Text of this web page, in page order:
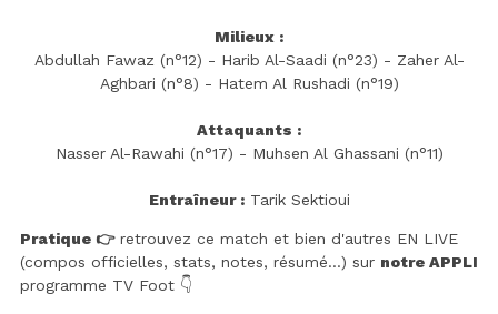
Milieux :
Abdullah Fawaz (n°12) - Harib Al-Saadi (n°23) - Zaher Al-
Aghbari (n°8) - Hatem Al Rushadi (n°19)
Attaquants :
Nasser Al-Rawahi (n°17) - Muhsen Al Ghassani (n°11)
Entraîneur :Tarik Sektioui
Pratique 👉retrouvez ce match et bien d'autres EN LIVE
(compos officielles, stats, notes, résumé...) sur notre APPLI
programme TV Foot 👇